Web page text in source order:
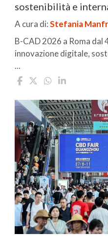
sostenibilità e
A cura di:Stefania
B-CAD 2026 a Roma dal
innovazione digitale,
...